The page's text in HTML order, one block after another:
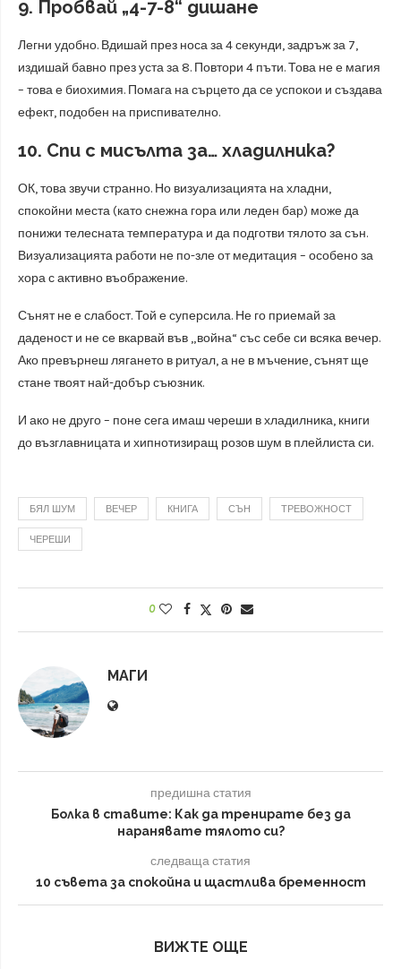
9. Пробвай „4-7-8“ дишане
Легни удобно. Вдишай през носа за 4 секунди, задръж за 7,
издишай бавно през уста за 8. Повтори 4 пъти. Това не е магия
– това е биохимия. Помага на сърцето да се успокои и създава
ефект, подобен на приспивателно.
10. Спи с мисълта за… хладилника?
ОК, това звучи странно. Но визуализацията на хладни,
спокойни места (като снежна гора или леден бар) може да
понижи телесната температура и да подготви тялото за сън.
Визуализацията работи не по-зле от медитация – особено за
хора с активно въображение.
Сънят не е слабост. Той е суперсила. Не го приемай за
даденост и не се вкарвай във „война“ със себе си всяка вечер.
Ако превърнеш лягането в ритуал, а не в мъчение, сънят ще
стане твоят най-добър съюзник.
И ако не друго – поне сега имаш череши в хладилника, книги
до възглавницата и хипнотизиращ розов шум в плейлиста си.
БЯЛ ШУМ ВЕЧЕР КНИГА СЪН ТРЕВОЖНОСТ
ЧЕРЕШИ
0
МАГИ
предишна статия
Болка в ставите: Как да тренирате без да
наранявате тялото си?
следваща статия
10 съвета за спокойна и щастлива бременност
ВИЖТЕ ОЩЕ